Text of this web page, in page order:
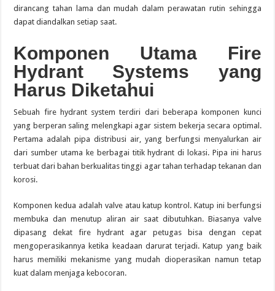
dirancang tahan lama dan mudah dalam perawatan rutin sehingga
dapat diandalkan setiap saat.
Komponen Utama Fire
Hydrant Systems yang
Harus Diketahui
Sebuah fire hydrant system terdiri dari beberapa komponen kunci
yang berperan saling melengkapi agar sistem bekerja secara optimal.
Pertama adalah pipa distribusi air, yang berfungsi menyalurkan air
dari sumber utama ke berbagai titik hydrant di lokasi. Pipa ini harus
terbuat dari bahan berkualitas tinggi agar tahan terhadap tekanan dan
korosi.
Komponen kedua adalah valve atau katup kontrol. Katup ini berfungsi
membuka dan menutup aliran air saat dibutuhkan. Biasanya valve
dipasang dekat fire hydrant agar petugas bisa dengan cepat
mengoperasikannya ketika keadaan darurat terjadi. Katup yang baik
harus memiliki mekanisme yang mudah dioperasikan namun tetap
kuat dalam menjaga kebocoran.